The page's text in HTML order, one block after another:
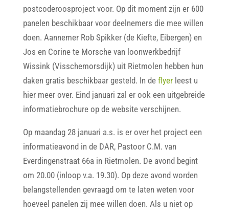
postcoderoosproject voor. Op dit moment zijn er 600
panelen beschikbaar voor deelnemers die mee willen
doen. Aannemer Rob Spikker (de Kiefte, Eibergen) en
Jos en Corine te Morsche van loonwerkbedrijf
Wissink (Visschemorsdijk) uit Rietmolen hebben hun
daken gratis beschikbaar gesteld. In de flyerleest u
hier meer over. Eind januari zal er ook een uitgebreide
informatiebrochure op de website verschijnen.
Op maandag 28 januari a.s. is er over het project een
informatieavond in de DAR, Pastoor C.M. van
Everdingenstraat 66a in Rietmolen. De avond begint
om 20.00 (inloop v.a. 19.30). Op deze avond worden
belangstellenden gevraagd om te laten weten voor
hoeveel panelen zij mee willen doen. Als u niet op